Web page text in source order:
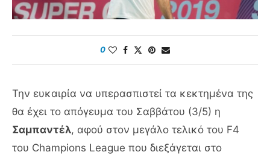
0
Την ευκαιρία να υπερασπιστεί τα κεκτημένα της
θα έχει το απόγευμα του Σαββάτου (3/5) η
Σαμπαντέλ, αφού στον μεγάλο τελικό του F4
του Champions League που διεξάγεται στο